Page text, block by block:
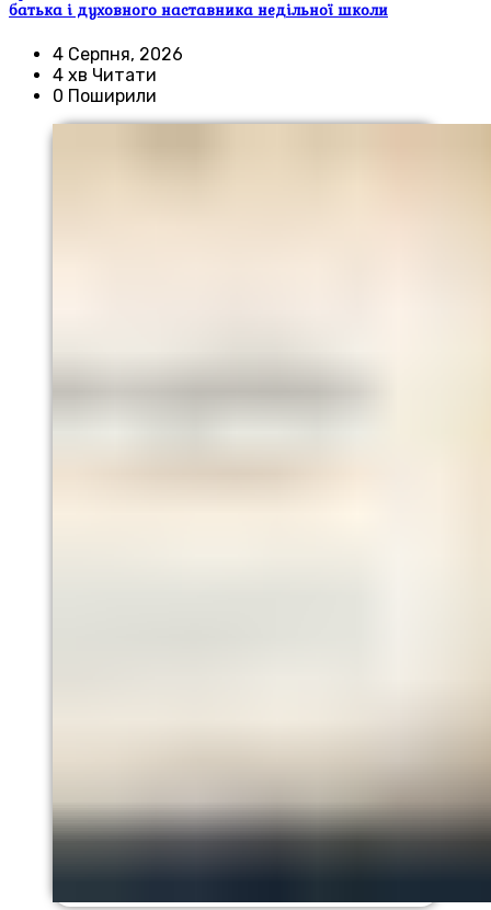
батька і духовного наставника недільної школи
4 Серпня, 2026
4 хв Читати
0 Поширили